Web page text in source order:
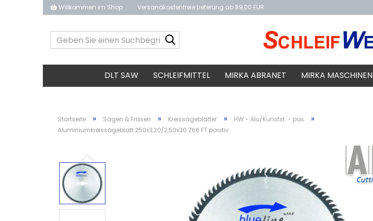
Willkommen im Shop Versandkostenfreie Lieferung ab 89,00 EUR
Sie
Suchbegriff
ein...
DLT SAW SCHLEIFMITTEL MIRKA ABRANET MIRKA MASCHINEN
Startseite » Sägen & Fräsen » Kreissägeblätter » HW - Alu/Kunstst. - pos »
Aluminiumkreissägeblatt 250x3,20/2,50x30 Z66 FT positiv